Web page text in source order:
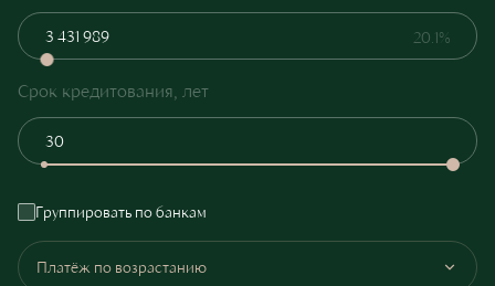
20.1%
Срок кредитования, лет
Группировать по банкам
Платёж по возрастанию